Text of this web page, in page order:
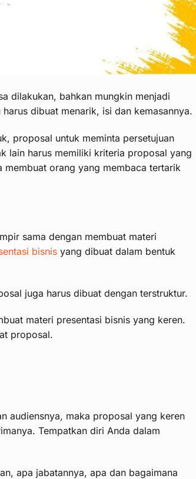
dilakukan, bahkan mungkin menjadi
dibuat menarik, isi dan kemasannya.
proposal untuk meminta persetujuan
lain harus memiliki kriteria proposal yang
orang yang membaca tertarik
sama dengan membuat materi
bisnis yang dibuat dalam bentuk
juga harus dibuat dengan terstruktur.
materi presentasi bisnis yang keren.
proposal.
audiensnya, maka proposal yang keren
Tempatkan diri Anda dalam
apa jabatannya, apa dan bagaimana